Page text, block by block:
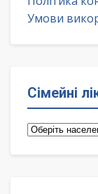
Умови
Сімейні
Сімейні